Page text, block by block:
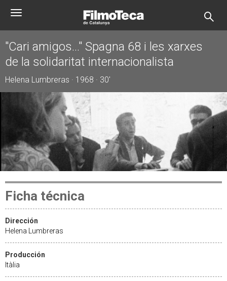
Toggle
"Cari amigos..." Spagna 68 i les xarxes
de la solidaritat internacionalista
Helena Lumbreras · 1968 · 30'
Ficha técnica
Dirección
Helena Lumbreras
Producción
Itàlia